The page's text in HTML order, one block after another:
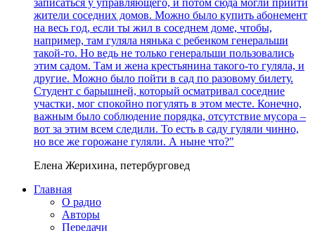
жители соседних домов. Можно было купить абонемент
на весь год, если ты жил в соседнем доме, чтобы,
например, там гуляла нянька с ребенком генеральши
такой-то. Но ведь не только генеральши пользовались
этим садом. Там и жена крестьянина такого-то гуляла, и
другие. Можно было пойти в сад по разовому билету.
Студент с барышней, который осматривал соседние
участки, мог спокойно погулять в этом месте. Конечно,
важным было соблюдение порядка, отсутствие мусора –
вот за этим всем следили. То есть в саду гуляли чинно,
но все же горожане гуляли. А ныне что?"
Елена Жерихина, петербурговед
Главная
О радио
Авторы
Передачи